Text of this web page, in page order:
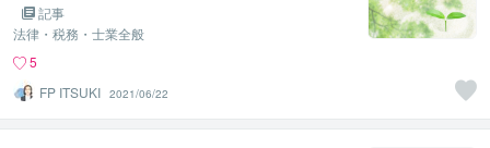
記事
法律・税務・士業全般
5
FP ITSUKI 2021/06/22